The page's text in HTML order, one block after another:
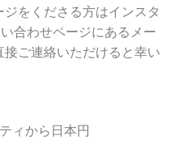
をくださる方はインスタ
合わせページにあるメー
ご連絡いただけると幸い
ィから日本円